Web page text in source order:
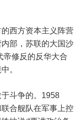
西方资本主义阵营
部，苏联的大国沙
帝修反的反华大合
。
斗争的。1958
合舰队在军事上控